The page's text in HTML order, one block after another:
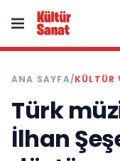
ANA SAYFA/KÜLTÜR
Türk
İlhan